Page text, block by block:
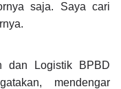
saja. Saya cari
dan Logistik BPBD
mendengar